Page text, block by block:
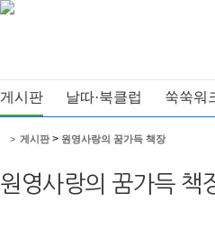
게시판 날따·북클럽 쑥쑥워
원영사랑의 꿈가득 책
> 게시판> 원영사랑의 꿈가득 책장